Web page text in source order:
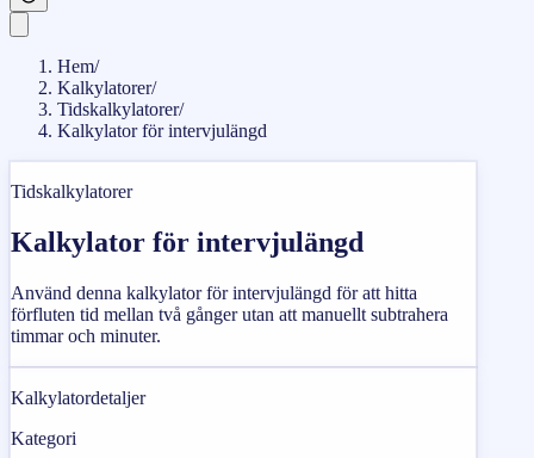
Hem/
Kalkylatorer/
Tidskalkylatorer/
Kalkylator för intervjulängd
Tidskalkylatorer
Kalkylator för intervjulängd
Använd denna kalkylator för intervjulängd för att hitta
förfluten tid mellan två gånger utan att manuellt subtrahera
timmar och minuter.
Kalkylatordetaljer
Kategori